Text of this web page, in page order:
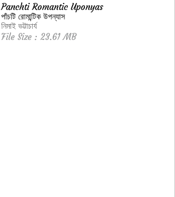
Panchti Romantic Uponyas
পাঁচটি রোমান্টিক উপন্যাস
নিমাই ভট্টাচার্য
File Size : 23.61 MB